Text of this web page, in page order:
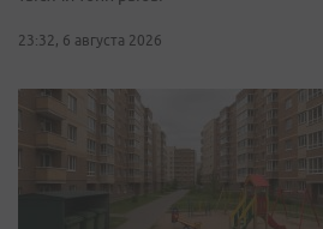
23:32, 6 августа 2026